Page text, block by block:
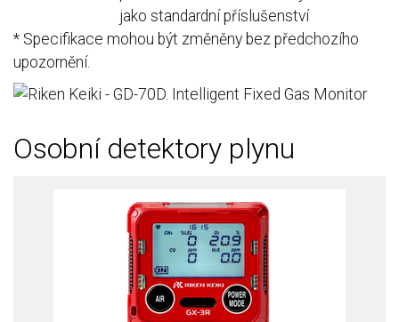
jako standardní příslušenství
* Specifikace mohou být změněny bez předchozího
upozornění.
Osobní detektory plynu